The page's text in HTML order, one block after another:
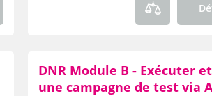
DNR Module B - Exécuter
une campagne de test via